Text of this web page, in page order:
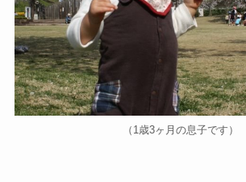
（1歳3ヶ月の息子です）